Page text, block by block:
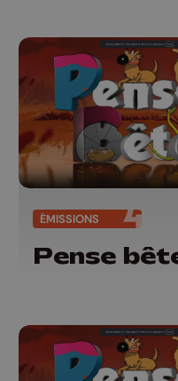
ÉMISSIONS
Pense